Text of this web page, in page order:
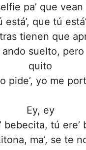
pa’ que
está’, que tú está’
tienen que
ando suelto,
quito
pide’, yo me
Ey, ey
bebecita, tú ere’
ma’, se te